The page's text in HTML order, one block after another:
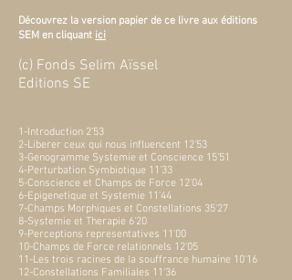
Découvrez la version papier de ce livre aux éditions
SEM en cliquant ici
(c) Fonds Selim Aïssel
Editions SE
1-Introduction 2'53
2-Liberer ceux qui nous influencent 12'53
3-Genogramme Systemie et Conscience 15'51
4-Perturbation Symbiotique 11'33
5-Conscience et Champs de Force 12'04
6-Epigenetique et Systemie 11'44
7-Champs Morphiques et Constellations 35'27
8-Systemie et Therapie 6'20
9-Perceptions representatives 11'00
10-Champs de Force relationnels 12'05
11-Les trois racines de la souffrance humaine 10'16
12-Constellations Familiales 11'36